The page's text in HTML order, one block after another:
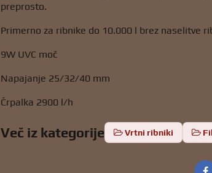
preprosto.
Primerno za ribnike do 10.000 l brez naselitve
9W UVC moč
Napajanje 25/32/40 mm
Črpalka 2900 l/h
Več iz kategorije Vrtni ribniki